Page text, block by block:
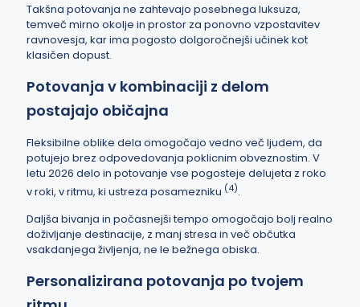
Takšna potovanja ne zahtevajo posebnega luksuza,
temveč mirno okolje in prostor za ponovno vzpostavitev
ravnovesja, kar ima pogosto dolgoročnejši učinek kot
klasičen dopust.
Potovanja v kombinaciji z delom
postajajo običajna
Fleksibilne oblike dela omogočajo vedno več ljudem, da
potujejo brez odpovedovanja poklicnim obveznostim. V
letu 2026 delo in potovanje vse pogosteje delujeta z roko
v roki, v ritmu, ki ustreza posamezniku (4).
Daljša bivanja in počasnejši tempo omogočajo bolj realno
doživljanje destinacije, z manj stresa in več občutka
vsakdanjega življenja, ne le bežnega obiska.
Personalizirana potovanja po tvojem